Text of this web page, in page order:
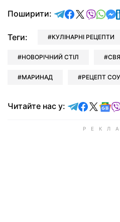
Поширити: відправити у
поділитись
Теги: КУЛІНАРНІ РЕЦЕПТИ
НОВОРІЧНИЙ СТІЛ
МАРИНАД РЕЦЕПТ
Читайте нас у: Читайте у